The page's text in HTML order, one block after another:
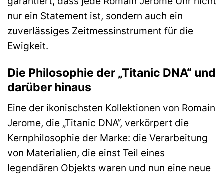
nur ein Statement ist, sondern auch ein
zuverlässiges Zeitmessinstrument für die
Ewigkeit.
Die Philosophie der „Titanic DNA“ und
darüber hinaus
Eine der ikonischsten Kollektionen von Romain
Jerome, die „Titanic DNA“, verkörpert die
Kernphilosophie der Marke: die Verarbeitung
von Materialien, die einst Teil eines
legendären Objekts waren und nun eine neue